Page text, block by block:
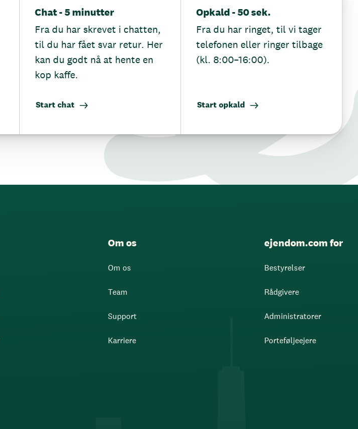
Chat - 5 minutter
Fra du har skrevet i chatten,
til du har fået svar retur. Her
kan du godt nå at hente en
kop kaffe.
Start chat
Opkald - 50 sek.
Fra du har ringet, til vi tager
telefonen eller ringer tilbage
(kl. 8:00–16:00).
Start opkald
Om os
Om os
Team
Support
Karriere
ejendom.com for
Bestyrelser
Rådgivere
Administratorer
Porteføljeejere